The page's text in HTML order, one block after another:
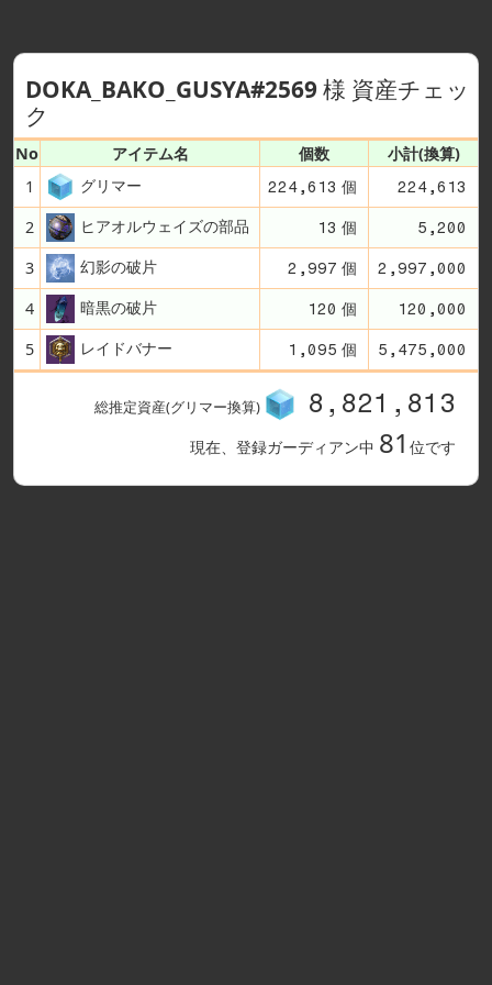
DOKA_BAKO_GUSYA#2569様 資産チェッ
ク
No アイテム名 個数
小計(換算)
1
グリマー 224,613 個 224,613
2 ヒアオルウェイズの部品 13 個 5,200
3 幻影の破片 2,997 個 2,997,000
4 暗黒の破片 120 個 120,000
5 レイドバナー 1,095 個 5,475,000
総推定資産(グリマー換算) 8,821,813
現在、登録ガーディアン中 81 位です